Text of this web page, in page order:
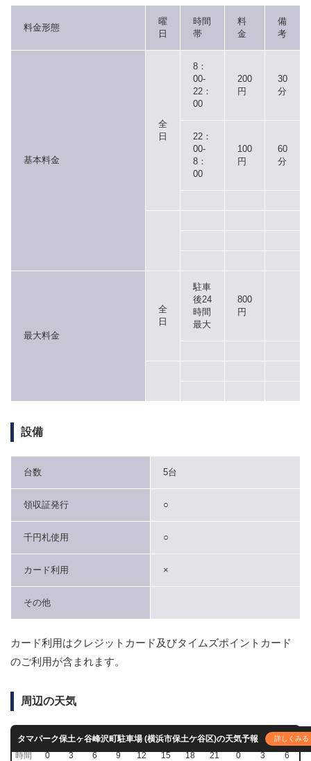
料金形態
曜
日
時間
帯
料
金
備
考
基本料金
全
日
8：
00-
22：
00
200
円
30
分
22：
00-
8：
00
100
円
60
分
最大料金
全
日
駐車
後24
時間
最大
800
円
設備
台数 5台
領収証発行 ○
千円札使用 ○
カード利用 ×
その他
カード利用はクレジットカード及びタイムズポイントカード
のご利用が含まれます。
周辺の天気
タマパーク保土ヶ谷峰沢町駐車場 (横浜市保土ケ谷区)の天気予報 詳しくみる
明日
明後日
時間
0 3 6 9 12 15 18 21 0 3
6